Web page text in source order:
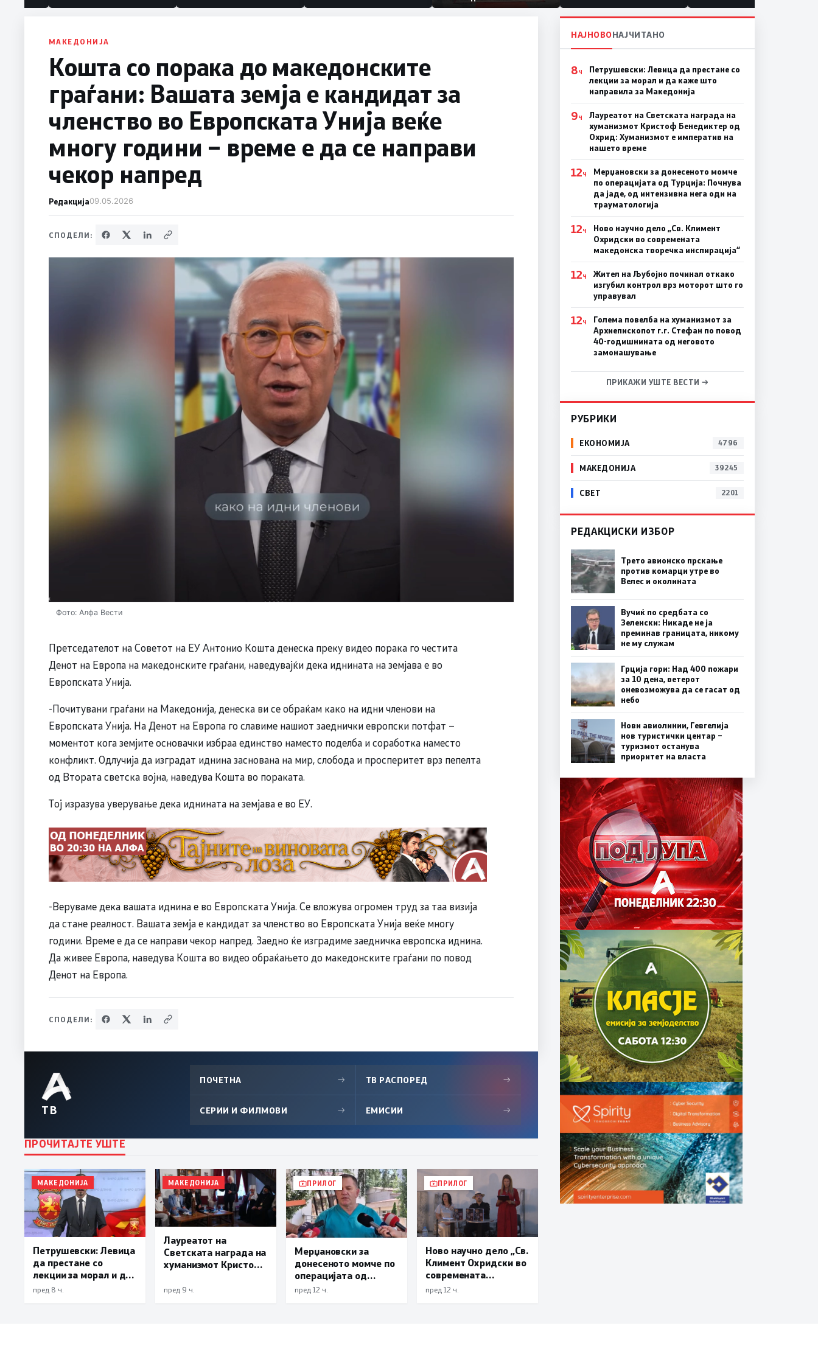
Белград
македонски бранители
МАКЕДОНИЈА
Кошта со порака до македонските
граѓани: Вашата земја е кандидат за
членство во Европската Унија веќе
многу години – време е да се направи
чекор напред
Редакција09.05.2026
СПОДЕЛИ:
Фото: Алфа Вести
Претседателот на Советот на ЕУ Антонио Кошта денеска преку видео порака го честита
Денот на Европа на македонските граѓани, наведувајќи дека иднината на земјава е во
Европската Унија.
-Почитувани граѓани на Македонија, денеска ви се обраќам како на идни членови на
Европската Унија. На Денот на Европа го славиме нашиот заеднички европски потфат –
моментот кога земјите основачки избраа единство наместо поделба и соработка наместо
конфликт. Одлучија да изградат иднина заснована на мир, слобода и просперитет врз пепелта
од Втората светска војна, наведува Кошта во пораката.
Тој изразува уверување дека иднината на земјава е во ЕУ.
-Веруваме дека вашата иднина е во Европската Унија. Се вложува огромен труд за таа визија
да стане реалност. Вашата земја е кандидат за членство во Европската Унија веќе многу
години. Време е да се направи чекор напред. Заедно ќе изградиме заедничка европска иднина.
Да живее Европа, наведува Кошта во видео обраќањето до македонските граѓани по повод
Денот на Европа.
СПОДЕЛИ:
ТВ
ПОЧЕТНА → ТВ РАСПОРЕД →
СЕРИИ И ФИЛМОВИ → ЕМИСИИ →
ПРОЧИТАЈТЕ УШТЕ
МАКЕДОНИЈА
Петрушевски: Левица
да престане со
лекции за морал и да
каже што направила
пред 8 ч.
МАКЕДОНИЈА
Лауреатот на
Светската награда на
хуманизмот Кристоф
Охрид: Хуманизмот е
пред 9 ч.
ПРИЛОГ
Мерџановски за
донесеното момче по
операцијата од
Турција: Почнува да
пред 12 ч.
ПРИЛОГ
Ново научно дело „Св.
Климент Охридски во
современата
македонска творечка
пред 12 ч.
НАЈНОВОНАЈЧИТАНО
8Ч
Петрушевски: Левица да престане со
лекции за морал и да каже што
направила за Македонија
9Ч
Лауреатот на Светската награда на
хуманизмот Кристоф Бенедиктер од
Охрид: Хуманизмот е императив на
нашето време
12Ч
Мерџановски за донесеното момче
по операцијата од Турција: Почнува
да јаде, од интензивна нега оди на
трауматологија
12Ч
Ново научно дело „Св. Климент
Охридски во современата
македонска творечка инспирација“
12Ч
Жител на Љубојно починал откако
изгубил контрол врз моторот што го
управувал
12Ч
Голема повелба на хуманизмот за
Архиепископот г.г. Стефан по повод
40-годишнината од неговото
замонашување
ПРИКАЖИ УШТЕ ВЕСТИ →
РУБРИКИ
ЕКОНОМИЈА 4796
МАКЕДОНИЈА 39245
СВЕТ 2201
РЕДАКЦИСКИ ИЗБОР
Трето авионско прскање
против комарци утре во
Велес и околината
Вучиќ по средбата со
Зеленски: Никаде не ја
преминав границата, никому
не му служам
Грција гори: Над 400 пожари
за 10 дена, ветерот
оневозможува да се гасат од
небо
Нови авиолинии, Гевгелија
нов туристички центар –
туризмот останува
приоритет на власта